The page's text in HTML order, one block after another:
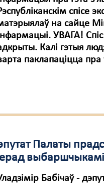
спісе
на сайце
УВАГА! Спіс
Калі гэтыя
паклапаціцца
Палаты
выбаршчыкамі
Бабічаў -